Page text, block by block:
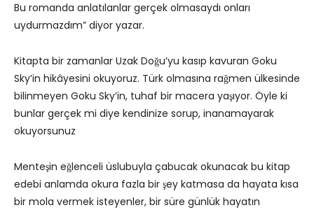
Bu romanda anlatılanlar gerçek olmasaydı onları
uydurmazdım” diyor yazar.
Kitapta bir zamanlar Uzak Doğu’yu kasıp kavuran Goku
Sky’in hikâyesini okuyoruz. Türk olmasına rağmen ülkesinde
bilinmeyen Goku Sky’in, tuhaf bir macera yaşıyor. Öyle ki
bunlar gerçek mi diye kendinize sorup, inanamayarak
okuyorsunuz
Menteşin eğlenceli üslubuyla çabucak okunacak bu kitap
edebi anlamda okura fazla bir şey katmasa da hayata kısa
bir mola vermek isteyenler, bir süre günlük hayatın